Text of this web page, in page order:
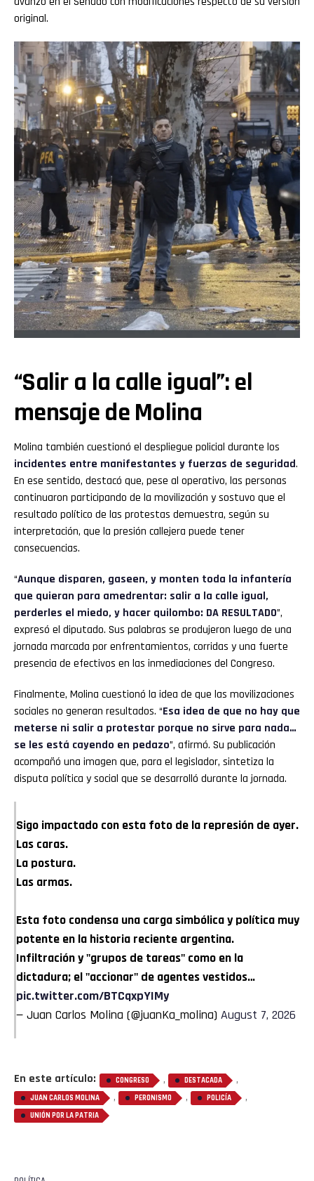
original.
“Salir a la calle igual”: el
mensaje de Molina
Molina también cuestionó el despliegue policial durante los
incidentes entre manifestantes y fuerzas de seguridad.
En ese sentido, destacó que, pese al operativo, las personas
continuaron participando de la movilización y sostuvo que el
resultado político de las protestas demuestra, según su
interpretación, que la presión callejera puede tener
consecuencias.
“Aunque disparen, gaseen, y monten toda la infantería
que quieran para amedrentar: salir a la calle igual,
perderles el miedo, y hacer quilombo: DA RESULTADO”,
expresó el diputado. Sus palabras se produjeron luego de una
jornada marcada por enfrentamientos, corridas y una fuerte
presencia de efectivos en las inmediaciones del Congreso.
Finalmente, Molina cuestionó la idea de que las movilizaciones
sociales no generan resultados. “Esa idea de que no hay que
meterse ni salir a protestar porque no sirve para nada…
se les está cayendo en pedazo”, afirmó. Su publicación
acompañó una imagen que, para el legislador, sintetiza la
disputa política y social que se desarrolló durante la jornada.
Sigo impactado con esta foto de la represión de ayer.
Las caras.
La postura.
Las armas.
Esta foto condensa una carga simbólica y política muy
potente en la historia reciente argentina.
Infiltración y "grupos de tareas" como en la
dictadura; el "accionar" de agentes vestidos…
pic.twitter.com/BTCqxpYIMy
— Juan Carlos Molina (@juanKa_molina) August 7, 2026
En este artículo: CONGRESO , DESTACADA ,
JUAN CARLOS MOLINA , PERONISMO , POLICÍA ,
UNIÓN POR LA PATRIA